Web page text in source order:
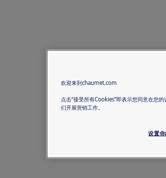
欢迎来到chaumet.com
点击“接受所有Cookies”即表示您同意在您
们开展营销工作。
设置